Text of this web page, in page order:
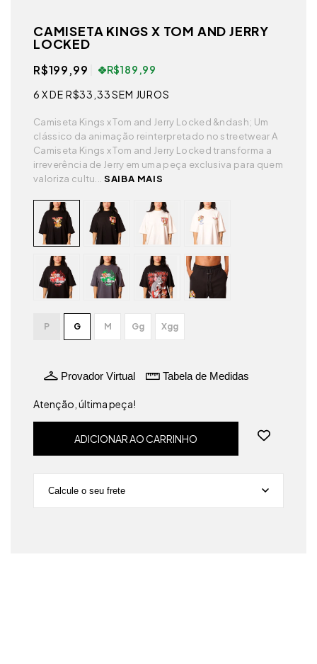
CAMISETA KINGS X TOM AND JERRY
LOCKED
R$199,99
R$189,99
6 X DE R$33,33SEM JUROS
Camiseta Kings x Tom and Jerry Locked &ndash; Um
clássico da animação reinterpretado no streetwear A
Camiseta Kings x Tom and Jerry Locked transforma a
irreverência de Jerry em uma peça exclusiva para quem
valoriza cultu... SAIBA MAIS
P G M Gg Xgg
Provador Virtual Tabela de Medidas
Atenção, última peça!
Calcule o seu frete